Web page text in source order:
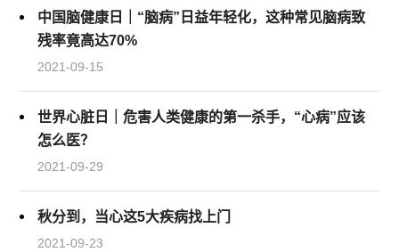
中国脑健康日｜“脑病”日益年轻化，这种常见脑病致
残率竟高达70%
2021-09-15
世界心脏日｜危害人类健康的第一杀手，“心病”应该
怎么医？
2021-09-29
秋分到，当心这5大疾病找上门
2021-09-23